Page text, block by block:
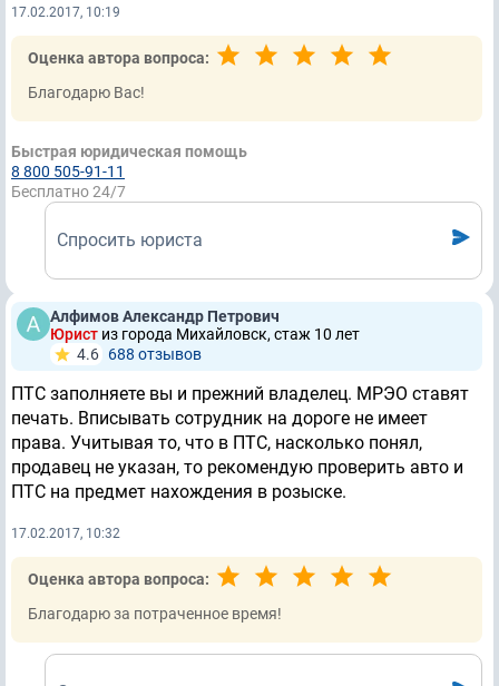
17.02.2017, 10:19
Оценка автора вопроса:
Благодарю Вас!
Быстрая юридическая помощь
8 800 505-91-11
Бесплатно 24/7
Спросить юриста
Алфимов Александр Петрович
Юрист из города Михайловск, стаж 10 лет
4.6 688 отзывов
ПТС заполняете вы и прежний владелец. МРЭО ставят
печать. Вписывать сотрудник на дороге не имеет
права. Учитывая то, что в ПТС, насколько понял,
продавец не указан, то рекомендую проверить авто и
ПТС на предмет нахождения в розыске.
17.02.2017, 10:32
Оценка автора вопроса:
Благодарю за потраченное время!